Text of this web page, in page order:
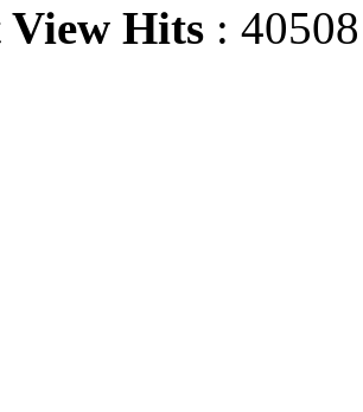
View Hits :